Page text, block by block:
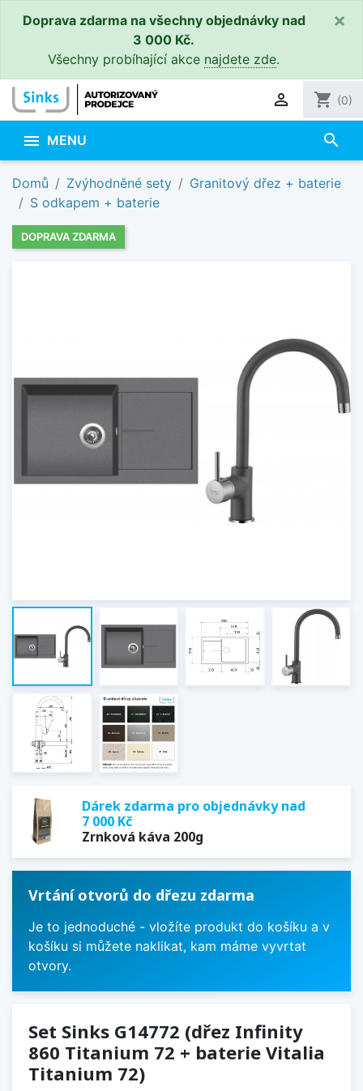
Doprava zdarma na všechny objednávky nad
3 000 Kč.
Všechny probíhající akce najdete zde.
×
 shopping_cart (0)
 MENU search
Domů Zvýhodněné sety
Granitový dřez + baterie
S odkapem + baterie
DOPRAVA ZDARMA
Dárek zdarma pro objednávky nad
7 000 Kč
Zrnková káva 200g
Vrtání otvorů do dřezu zdarma
Je to jednoduché - vložíte produkt do košíku a v
košíku si můžete naklikat, kam máme vyvrtat
otvory.
Set Sinks G14772 (dřez Infinity
860 Titanium 72 + baterie Vitalia
Titanium 72)